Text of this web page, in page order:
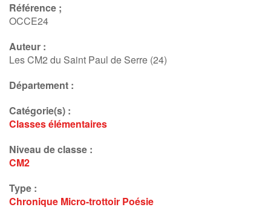
Référence ;
OCCE24
Auteur :
Les CM2 du Saint Paul de Serre (24)
Département :
Catégorie(s) :
Classes élémentaires
Niveau de classe :
CM2
Type :
Chronique Micro-trottoir Poésie